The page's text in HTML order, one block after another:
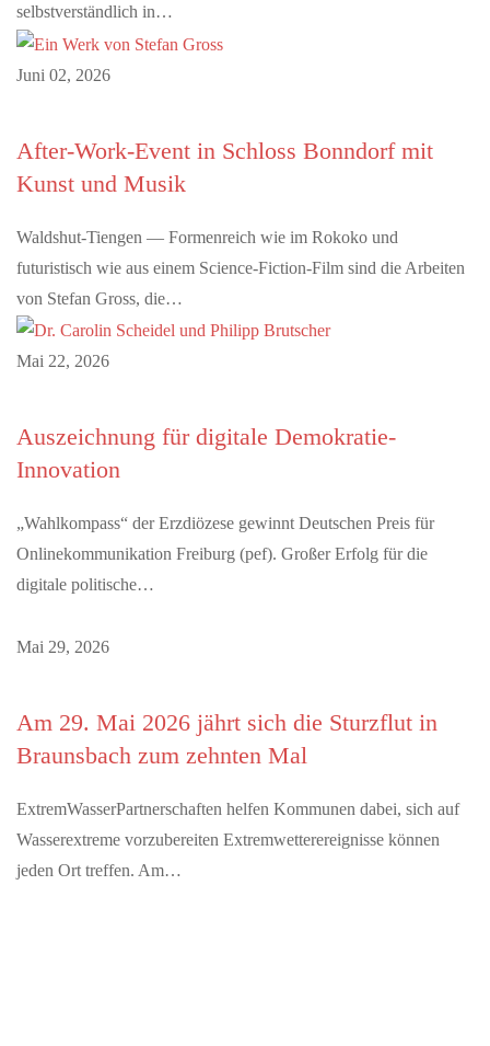
selbstverständlich in…
Juni 02, 2026
After-Work-Event in Schloss Bonndorf mit
Kunst und Musik
Waldshut-Tiengen — Formenreich wie im Rokoko und
futuristisch wie aus einem Science-Fiction-Film sind die Arbeiten
von Stefan Gross, die…
Mai 22, 2026
Auszeichnung für digitale Demokratie-
Innovation
„Wahlkompass“ der Erzdiözese gewinnt Deutschen Preis für
Onlinekommunikation Freiburg (pef). Großer Erfolg für die
digitale politische…
Mai 29, 2026
Am 29. Mai 2026 jährt sich die Sturzflut in
Braunsbach zum zehnten Mal
ExtremWasserPartnerschaften helfen Kommunen dabei, sich auf
Wasserextreme vorzubereiten Extremwetterereignisse können
jeden Ort treffen. Am…